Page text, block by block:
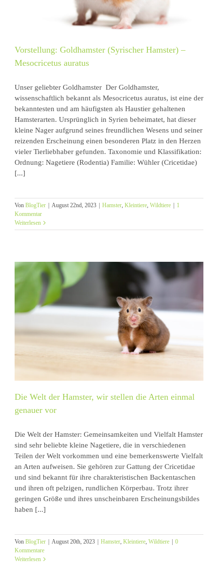
Vorstellung: Goldhamster (Syrischer Hamster) –
Mesocricetus auratus
Unser geliebter Goldhamster Der Goldhamster,
wissenschaftlich bekannt als Mesocricetus auratus, ist eine der
bekanntesten und am häufigsten als Haustier gehaltenen
Hamsterarten. Ursprünglich in Syrien beheimatet, hat dieser
kleine Nager aufgrund seines freundlichen Wesens und seiner
reizenden Erscheinung einen besonderen Platz in den Herzen
vieler Tierliebhaber gefunden. Taxonomie und Klassifikation:
Ordnung: Nagetiere (Rodentia) Familie: Wühler (Cricetidae)
[...]
Von BlogTier | August 22nd, 2023 | Hamster Kleintiere Wildtiere | 1
Kommentar
Weiterlesen
Die Welt der Hamster, wir stellen die Arten einmal
genauer vor
Die Welt der Hamster: Gemeinsamkeiten und Vielfalt Hamster
sind sehr beliebte kleine Nagetiere, die in verschiedenen
Teilen der Welt vorkommen und eine bemerkenswerte Vielfalt
an Arten aufweisen. Sie gehören zur Gattung der Cricetidae
und sind bekannt für ihre charakteristischen Backentaschen
und ihren oft pelzigen, rundlichen Körperbau. Trotz ihrer
geringen Größe und ihres unscheinbaren Erscheinungsbildes
haben [...]
Von BlogTier August 20th, 2023 Hamster, Kleintiere, Wildtiere
0
Kommentare
Weiterlesen